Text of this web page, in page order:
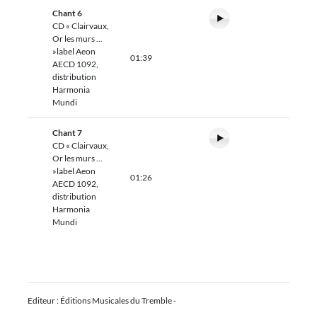
Chant 6
CD « Clairvaux,
Or les murs ...
»label Aeon
AECD 1092,
distribution
Harmonia
Mundi
01:39
Chant 7
CD « Clairvaux,
Or les murs ...
»label Aeon
AECD 1092,
distribution
Harmonia
Mundi
01:26
Editeur : Éditions Musicales du Tremble -